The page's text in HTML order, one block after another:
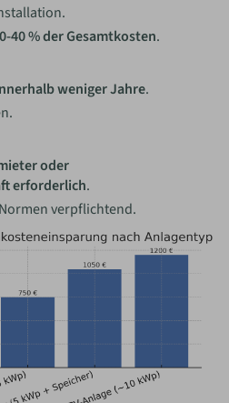
40 % der Gesamtkosten.
weniger Jahre.
oder
erforderlich.
verpflichtend.